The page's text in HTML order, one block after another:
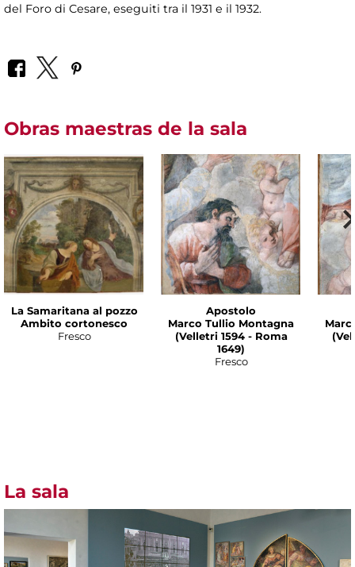
del Foro di Cesare, eseguiti tra il 1931 e il 1932.
Obras maestras de la sala
La Samaritana al pozzo
Ambito cortonesco
Fresco
Apostolo
Marco Tullio Montagna
(Velletri 1594 - Roma
1649)
Fresco
La sala